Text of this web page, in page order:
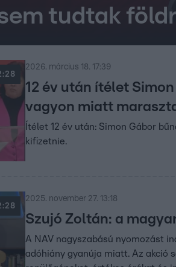
tudtak
2026. március 18. 17:39
12 év után ítélet
vagyon miatt
Ítélet 12 év után: Simon Gábor
kifizetnie.
2025. november 27. 13:18
Szujó Zoltán: a
A NAV nagyszabású nyomozást
adóhiány gyanúja miatt. Az akció